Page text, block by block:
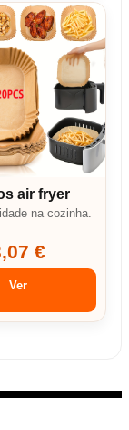
air fryer
na cozinha.
€
Ver